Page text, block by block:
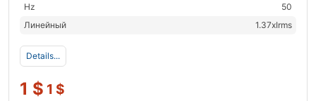
Hz
50
Линейный
1.37xIrms
Details...
1 $ 1 $